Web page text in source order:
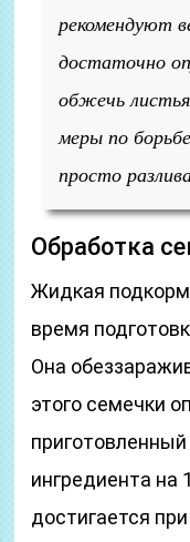
рекомендуют
достаточно
обжечь
меры по
просто
Обработка
Жидкая
время
Она
этого семечки
приготовленный
ингредиента
достигается